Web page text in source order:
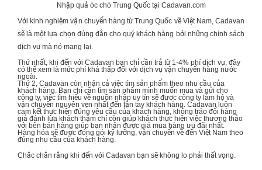
Nhập quả óc chó Trung Quốc tại Cadavan.com
Với kinh nghiệm vận chuyển hàng từ Trung Quốc về Việt Nam, Cadavan
sẽ là một lựa chọn đúng đắn cho quý khách hàng bởi những chính sách
dịch vụ mà nó mang lại.
Thứ nhất, khi đến với Cadavan bạn chỉ cần trả từ 1-4% phí dịch vụ, đây
có thể xem là mức phí khá thấp đối với dịch vụ vận chuyển hàng nước
ngoài.
Thứ 2, Cadavan còn nhận cả việc tìm sản phẩm theo nhu cầu của
khách hàng. Bạn chỉ cần tìm sản phẩm mình muốn mua và gửi cho
công ty, việc tìm hiểu về nguồn nhập uy tín sẽ được công ty làm hộ và
vận chuyển nguyên vẹn nhất đến tận tay khách hàng. Cadavan luôn
cam kết thực hiện đúng yêu cầu của khách hàng, không tráo đổi hàng
giả đánh lừa khách thậm chí còn giúp khách thực hiện việc thương thảo
với bên bán hàng giúp bạn nhận được giá mua hàng ưu đãi nhất.
Hàng hóa sẽ được đóng gói kỹ lưỡng, vận chuyển về đến Việt Nam theo
đúng nhu cầu của khách hàng.
Chắc chắn rằng khi đến với Cadavan bạn sẽ không lo phải thất vọng.